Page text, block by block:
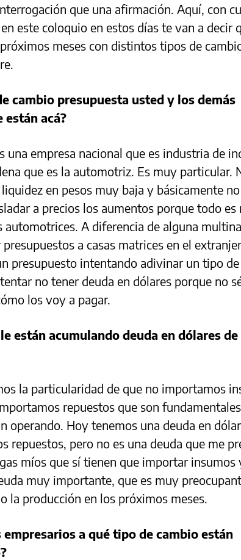
que una afirmación. Aquí, con
este coloquio en estos días te van a decir
meses con distintos tipos de
cambio presupuesta usted y los demás
están acá?
empresa nacional que es industria de
que es la automotriz. Es muy particular.
en pesos muy baja y básicamente
a precios los aumentos porque todo es
automotrices. A diferencia de alguna
a casas matrices en el
presupuesto intentando adivinar un tipo
no tener deuda en dólares porque no
los voy a pagar.
están acumulando deuda en dólares de
la particularidad de que no importamos
repuestos que son
operando. Hoy tenemos una deuda en
repuestos, pero no es una deuda que me
míos que sí tienen que importar insumos
muy importante, que es muy
la producción en los próximos meses.
empresarios a qué tipo de cambio están